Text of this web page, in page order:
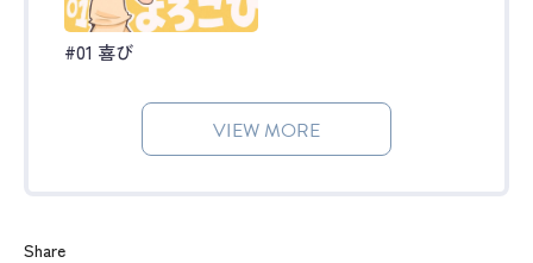
#01 喜び
VIEW MORE
Share